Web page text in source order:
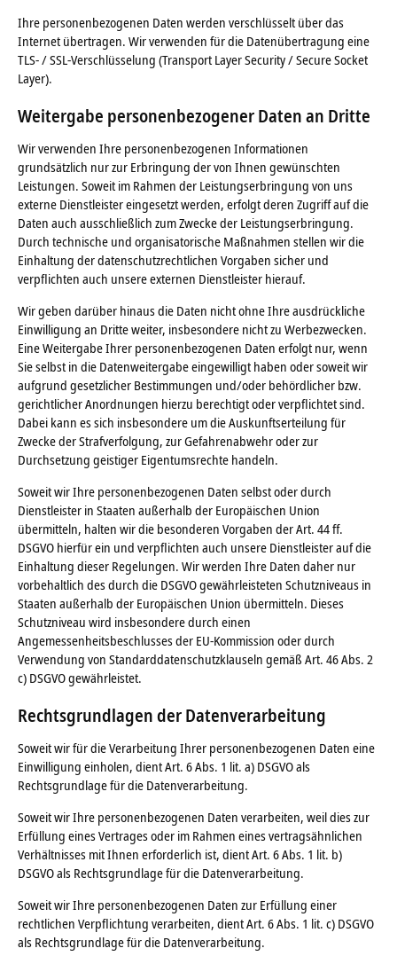
Ihre personenbezogenen Daten werden verschlüsselt über das
Internet übertragen. Wir verwenden für die Datenübertragung eine
TLS- / SSL-Verschlüsselung (Transport Layer Security / Secure Socket
Layer).
Weitergabe personenbezogener Daten an Dritte
Wir verwenden Ihre personenbezogenen Informationen
grundsätzlich nur zur Erbringung der von Ihnen gewünschten
Leistungen. Soweit im Rahmen der Leistungserbringung von uns
externe Dienstleister eingesetzt werden, erfolgt deren Zugriff auf die
Daten auch ausschließlich zum Zwecke der Leistungserbringung.
Durch technische und organisatorische Maßnahmen stellen wir die
Einhaltung der datenschutzrechtlichen Vorgaben sicher und
verpflichten auch unsere externen Dienstleister hierauf.
Wir geben darüber hinaus die Daten nicht ohne Ihre ausdrückliche
Einwilligung an Dritte weiter, insbesondere nicht zu Werbezwecken.
Eine Weitergabe Ihrer personenbezogenen Daten erfolgt nur, wenn
Sie selbst in die Datenweitergabe eingewilligt haben oder soweit wir
aufgrund gesetzlicher Bestimmungen und/oder behördlicher bzw.
gerichtlicher Anordnungen hierzu berechtigt oder verpflichtet sind.
Dabei kann es sich insbesondere um die Auskunftserteilung für
Zwecke der Strafverfolgung, zur Gefahrenabwehr oder zur
Durchsetzung geistiger Eigentumsrechte handeln.
Soweit wir Ihre personenbezogenen Daten selbst oder durch
Dienstleister in Staaten außerhalb der Europäischen Union
übermitteln, halten wir die besonderen Vorgaben der Art. 44 ff.
DSGVO hierfür ein und verpflichten auch unsere Dienstleister auf die
Einhaltung dieser Regelungen. Wir werden Ihre Daten daher nur
vorbehaltlich des durch die DSGVO gewährleisteten Schutzniveaus in
Staaten außerhalb der Europäischen Union übermitteln. Dieses
Schutzniveau wird insbesondere durch einen
Angemessenheitsbeschlusses der EU-Kommission oder durch
Verwendung von Standarddatenschutzklauseln gemäß Art. 46 Abs. 2
c) DSGVO gewährleistet.
Rechtsgrundlagen der Datenverarbeitung
Soweit wir für die Verarbeitung Ihrer personenbezogenen Daten eine
Einwilligung einholen, dient Art. 6 Abs. 1 lit. a) DSGVO als
Rechtsgrundlage für die Datenverarbeitung.
Soweit wir Ihre personenbezogenen Daten verarbeiten, weil dies zur
Erfüllung eines Vertrages oder im Rahmen eines vertragsähnlichen
Verhältnisses mit Ihnen erforderlich ist, dient Art. 6 Abs. 1 lit. b)
DSGVO als Rechtsgrundlage für die Datenverarbeitung.
Soweit wir Ihre personenbezogenen Daten zur Erfüllung einer
rechtlichen Verpflichtung verarbeiten, dient Art. 6 Abs. 1 lit. c) DSGVO
als Rechtsgrundlage für die Datenverarbeitung.